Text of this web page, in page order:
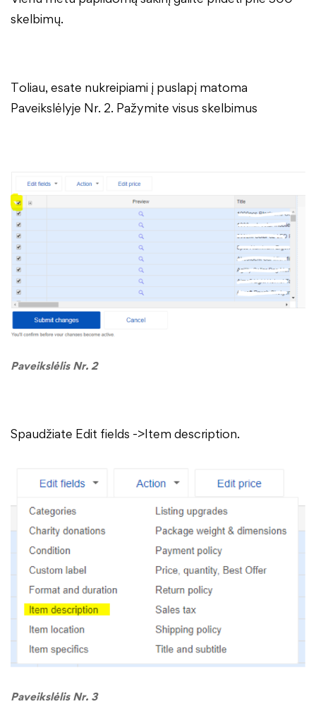
skelbimų.
Toliau, esate nukreipiami į puslapį matoma
Paveikslėlyje Nr. 2. Pažymite visus skelbimus
Paveikslėlis Nr. 2
Spaudžiate Edit fields ->Item description.
Paveikslėlis Nr. 3